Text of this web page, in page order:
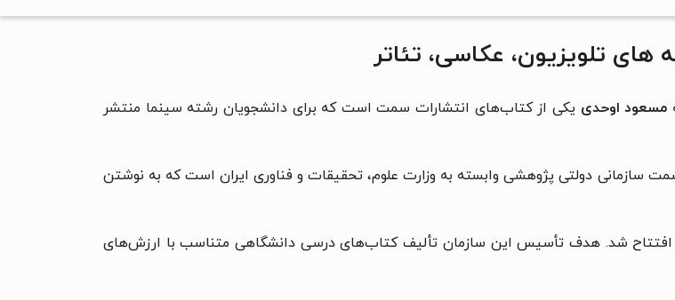
تلویزیون، عکاسی، تئاتر
مسعود اوحدی یکی از کتاب‌های انتشارات سمت است که برای دانشجویان رشته سینما منتشر
سازمانی دولتی پژوهشی وابسته به وزارت علوم، تحقیقات و فناوری ایران است که به نوشتن
عالی انقلاب فرهنگی افتتاح شد. هدف تأسیس این سازمان تألیف کتاب‌های درسی دانشگاهی متناسب با ارزش‌های